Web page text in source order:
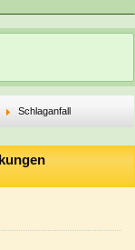
Schlaganfall